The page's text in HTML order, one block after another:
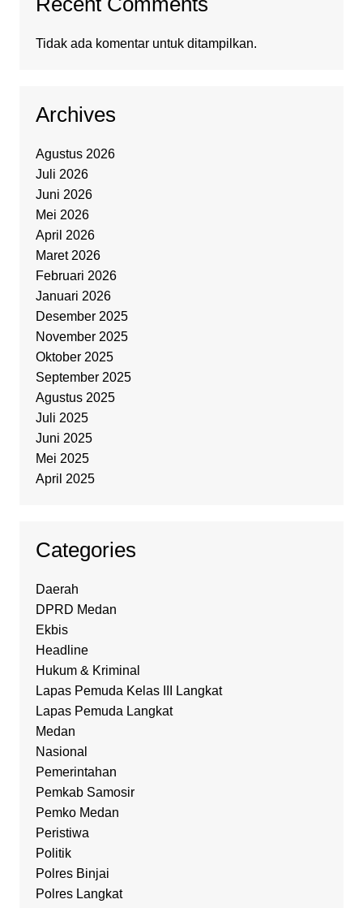
Tidak ada komentar untuk ditampilkan.
Archives
Agustus 2026
Juli 2026
Juni 2026
Mei 2026
April 2026
Maret 2026
Februari 2026
Januari 2026
Desember 2025
November 2025
Oktober 2025
September 2025
Agustus 2025
Juli 2025
Juni 2025
Mei 2025
April 2025
Categories
Daerah
DPRD Medan
Ekbis
Headline
Hukum & Kriminal
Lapas Pemuda Kelas III Langkat
Lapas Pemuda Langkat
Medan
Nasional
Pemerintahan
Pemkab Samosir
Pemko Medan
Peristiwa
Politik
Polres Binjai
Polres Langkat